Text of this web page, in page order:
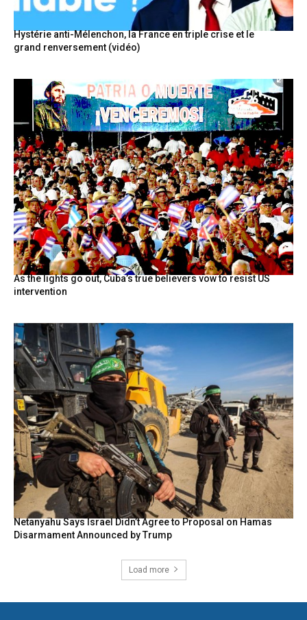
Hystérie anti-Mélenchon, la France en triple crise et le
grand renversement (vidéo)
As the lights go out, Cuba’s true believers vow to resist US
intervention
Netanyahu Says Israel Didn’t Agree to Proposal on Hamas
Disarmament Announced by Trump
Load more